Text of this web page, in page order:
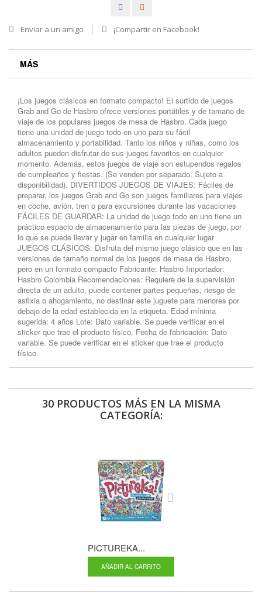
Enviar a un amigo ¡Compartir en Facebook!
MÁS
¡Los juegos clásicos en formato compacto! El surtido de juegos
Grab and Go de Hasbro ofrece versiones portátiles y de tamaño de
viaje de los populares juegos de mesa de Hasbro. Cada juego
tiene una unidad de juego todo en uno para su fácil
almacenamiento y portabilidad. Tanto los niños y niñas, como los
adultos pueden disfrutar de sus juegos favoritos en cualquier
momento. Además, estos juegos de viaje son estupendos regalos
de cumpleaños y fiestas. (Se venden por separado. Sujeto a
disponibilidad). DIVERTIDOS JUEGOS DE VIAJES: Fáciles de
preparar, los juegos Grab and Go son juegos familiares para viajes
en coche, avión, tren o para excursiones durante las vacaciones
FÁCILES DE GUARDAR: La unidad de juego todo en uno tiene un
práctico espacio de almacenamiento para las piezas de juego, por
lo que se puede llevar y jugar en familia en cualquier lugar
JUEGOS CLÁSICOS: Disfruta del mismo juego clásico que en las
versiones de tamaño normal de los juegos de mesa de Hasbro,
pero en un formato compacto Fabricante: Hasbro Importador:
Hasbro Colombia Recomendaciones: Requiere de la supervisión
directa de un adulto, puede contener partes pequeñas, riesgo de
asfixia o ahogamiento, no destinar este juguete para menores por
debajo de la edad establecida en la etiqueta. Edad mínima
sugerida: 4 años Lote: Dato variable. Se puede verificar en el
sticker que trae el producto físico. Fecha de fabricación: Dato
variable. Se puede verificar en el sticker que trae el producto
físico.
30 PRODUCTOS MÁS EN LA MISMA
CATEGORÍA:
PICTUREKA...
AÑADIR AL CARRITO